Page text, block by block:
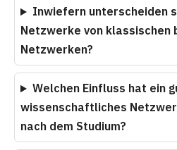
Inwiefern unterscheiden
Netzwerke von klassischen
Netzwerken?
Welchen Einfluss hat ein
wissenschaftliches
nach dem Studium?